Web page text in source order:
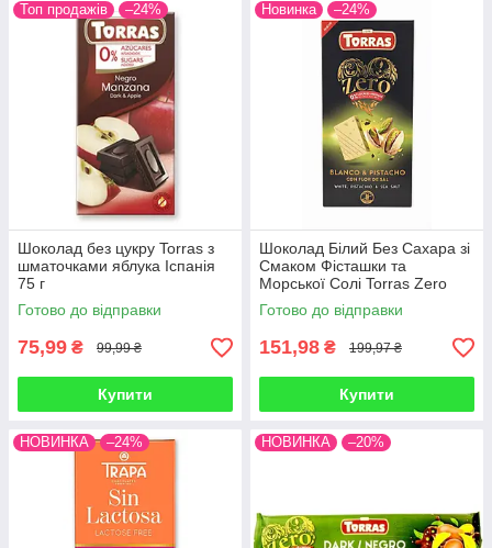
Топ продажів –24%
Шоколад без цукру Torras з
шматочками яблука Іспанія
75 г
Готово до відправки
75,99 ₴ 99,99 ₴
Купити
Новинка –24%
Шоколад Білий Без Сахара зі
Смаком Фісташки та
Морської Солі Torras Zero
Blanco & Pistacho con Flor de
Sal 100 г Іспанія
Готово до відправки
151,98 ₴ 199,97 ₴
Купити
НОВИНКА –24% НОВИНКА –20%